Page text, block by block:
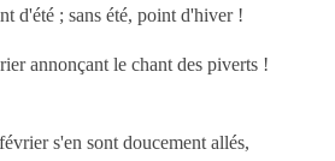
d'été ; sans été, point d'hiver !
annonçant le chant des piverts !
s'en sont doucement allés,